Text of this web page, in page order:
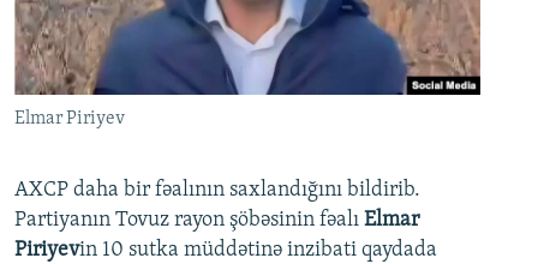
Elmar Piriyev
AXCP daha bir fəalının saxlandığını bildirib.
Partiyanın Tovuz rayon şöbəsinin fəalı Elmar
Piriyevin 10 sutka müddətinə inzibati qaydada